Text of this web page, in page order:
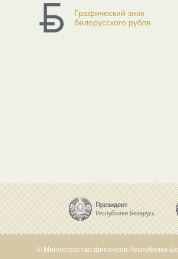
Графический знак
белорусского рубля
© Министерство финансов Республики